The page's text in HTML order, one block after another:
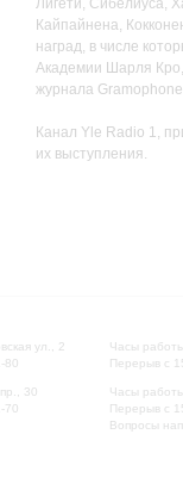
Лигети, Сибелиуса,
Кайпайнена,
наград, в числе
Академии Шарля Кро,
журнала
Канал Yle Radio 1,
их выступления.
ул., 2
80
30
70
Часы
Перерыв с
Часы
Перерыв с
Вопросы